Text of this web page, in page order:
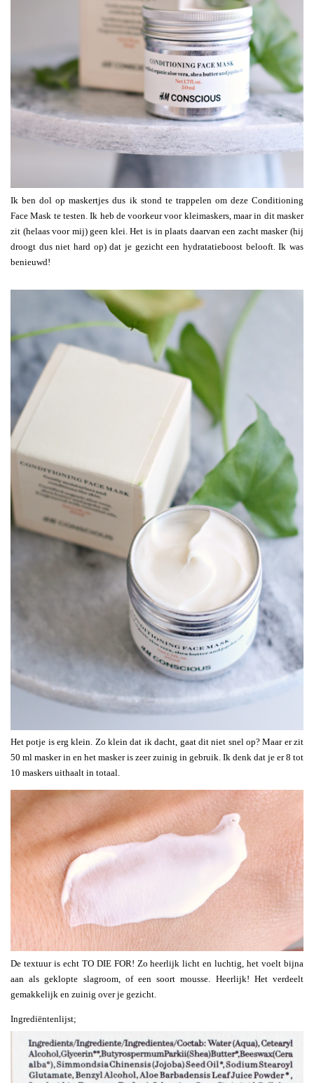
Ik ben dol op maskertjes dus ik stond te trappelen om deze Conditioning
Face Mask te testen. Ik heb de voorkeur voor kleimaskers, maar in dit masker
zit (helaas voor mij) geen klei. Het is in plaats daarvan een zacht masker (hij
droogt dus niet hard op) dat je gezicht een hydratatieboost belooft. Ik was
benieuwd!
Het potje is erg klein. Zo klein dat ik dacht, gaat dit niet snel op? Maar er zit
50 ml masker in en het masker is zeer zuinig in gebruik. Ik denk dat je er 8 tot
10 maskers uithaalt in totaal.
De textuur is echt TO DIE FOR! Zo heerlijk licht en luchtig, het voelt bijna
aan als geklopte slagroom, of een soort mousse. Heerlijk! Het verdeelt
gemakkelijk en zuinig over je gezicht.
Ingrediëntenlijst;